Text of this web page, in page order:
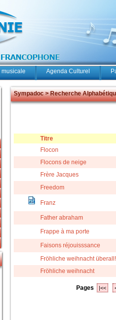
musicale Agenda Culturel
Sympadoc > Recherche
Titre
Flocon
Flocons de neige
Frère Jacques
Freedom
Franz
Father abraham
Frappe à ma porte
Faisons réjouisssance
Fröhliche weihnacht überall!
Fröhliche weihnacht
Pages |<<